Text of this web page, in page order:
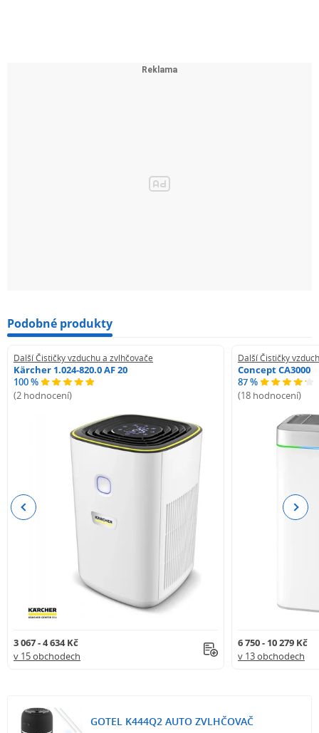
Podobné produkty
Další Čističky vzduchu a zvlhčovače
Kärcher 1.024-820.0 AF 20
100 %
(2 hodnocení)
3 067 - 4 634 Kč
v 15 obchodech
Další Čističky
Concept CA3000
87 %
(18 hodnocení)
6 750 - 10 279 Kč
v 13 obchodech
Previous Next
GOTEL K444Q2 AUTO ZVLHČOVAČ